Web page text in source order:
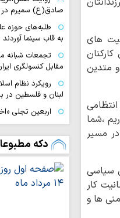
های
متدین
،شما
مسیر
سیاسی
کار
ها و
صادق(ع) سمیرم
طلبه‌های حوزه
به قاب سینما آوردند
تجمعات شبانه
مقابل کنسولگری
رویکرد نظام
لبنان و فلسطین در
اربعین تجلی
دگرخواهی امام
بویراحمدی به
تجربه متفاوت
تا کربلا
دکه